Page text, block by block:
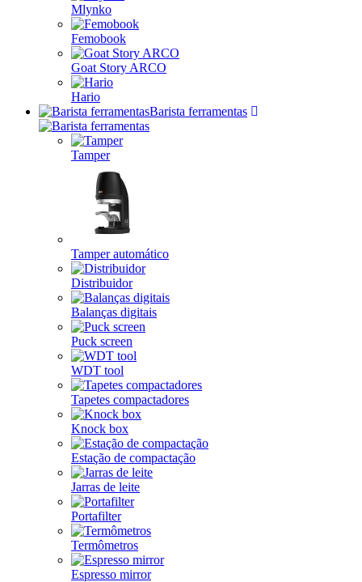
Mlynko
Femobook
Goat Story ARCO
Hario
Barista ferramentas
Tamper
Tamper automático
Distribuidor
Balanças digitais
Puck screen
WDT tool
Tapetes compactadores
Knock box
Estação de compactação
Jarras de leite
Portafilter
Termômetros
Espresso mirror